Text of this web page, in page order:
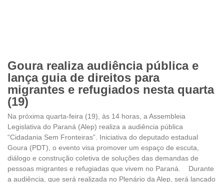
Goura realiza audiência pública e
lança guia de direitos para
migrantes e refugiados nesta quarta
(19)
Na próxima quarta-feira (19), às 14 horas, a Assembleia
Legislativa do Paraná (Alep) realiza a audiência pública
“Cidadania Sem Fronteiras”. Iniciativa do deputado estadual
Goura (PDT), o evento visa promover um espaço de escuta,
diálogo e construção coletiva de soluções das demandas de
pessoas migrantes e refugiadas que vivem no Paraná. Durante
a audiência, que será realizada no Plenário da Alep, será lançado